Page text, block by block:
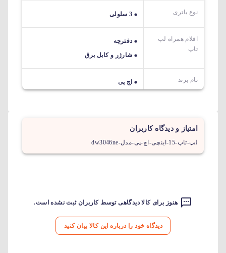
نوع باتری 3 سلولی
اقلام همراه لپ
تاپ
دفترچه
شارژر و کابل برق
نام برند اچ پی
امتیاز و دیدگاه کاربران
لپ-تاپ-15-اینچی-اچ-پی-مدل-dw3046ne
هنوز برای کالا دیدگاهی توسط کاربران ثبت نشده است.
دیدگاه خود را درباره این کالا بیان کنید